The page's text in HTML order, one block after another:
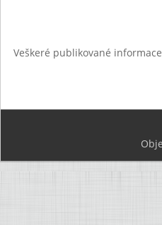
Veškeré publikované